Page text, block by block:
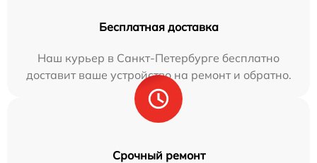
Бесплатная доставка
Наш курьер в Санкт-Петербурге бесплатно
доставит ваше устройство на ремонт и обратно.
Срочный ремонт